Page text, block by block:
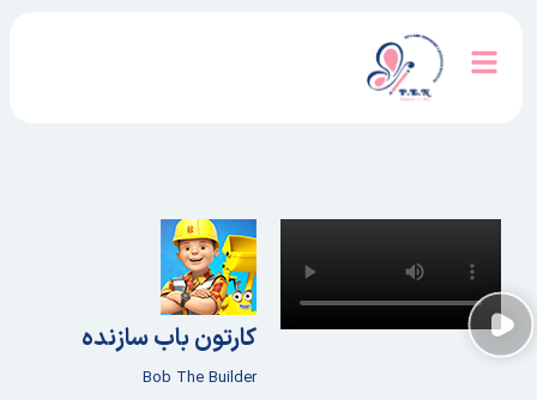
کارتون باب سازنده
Bob The Builder